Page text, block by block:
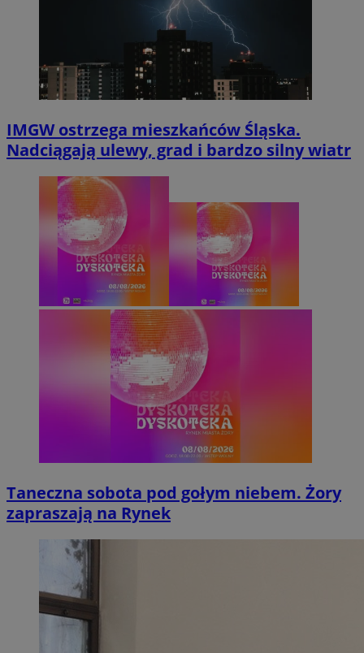
IMGW ostrzega mieszkańców Śląska.
Nadciągają ulewy, grad i bardzo silny wiatr
Taneczna sobota pod gołym niebem. Żory
zapraszają na Rynek